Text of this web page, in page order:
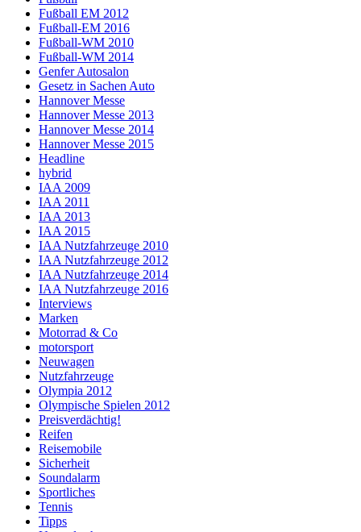
Fußball EM 2012
Fußball-EM 2016
Fußball-WM 2010
Fußball-WM 2014
Genfer Autosalon
Gesetz in Sachen Auto
Hannover Messe
Hannover Messe 2013
Hannover Messe 2014
Hannover Messe 2015
Headline
hybrid
IAA 2009
IAA 2011
IAA 2013
IAA 2015
IAA Nutzfahrzeuge 2010
IAA Nutzfahrzeuge 2012
IAA Nutzfahrzeuge 2014
IAA Nutzfahrzeuge 2016
Interviews
Marken
Motorrad & Co
motorsport
Neuwagen
Nutzfahrzeuge
Olympia 2012
Olympische Spielen 2012
Preisverdächtig!
Reifen
Reisemobile
Sicherheit
Soundalarm
Sportliches
Tennis
Tipps